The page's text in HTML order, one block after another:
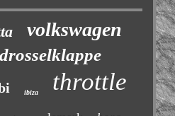
volkswagen
drosselklappe
ibiza throttle